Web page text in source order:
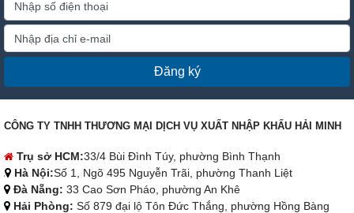
Đăng ký
CÔNG TY TNHH THƯƠNG MẠI DỊCH VỤ XUẤT NHẬP KHẨU HẢI MINH
Trụ sở HCM:33/4 Bùi Đình Túy, phường Bình Thạnh
Hà Nội:Số 1, Ngõ 495 Nguyễn Trãi, phường Thanh Liệt
Đà Nẵng: 33 Cao Sơn Pháo, phường An Khê
Hải Phòng: Số 879 đại lộ Tôn Đức Thắng, phường Hồng Bàng